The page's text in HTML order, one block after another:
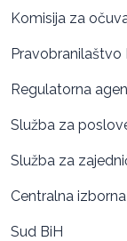
Komisija za
Pravobranilaštvo
Regulatorna
Služba za
Služba za
Centralna
Sud BiH